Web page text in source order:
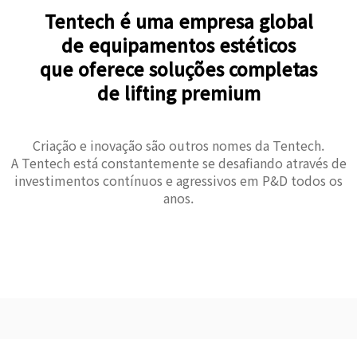
Tentech é uma empresa global
de equipamentos estéticos
que oferece soluções completas
de lifting premium
Criação e inovação são outros nomes da Tentech.
A Tentech está constantemente se desafiando através de
investimentos contínuos e agressivos em P&D todos os
anos.